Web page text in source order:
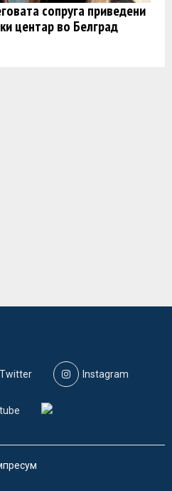
сопруга приведени
центар во Белград
Twitter Instagram